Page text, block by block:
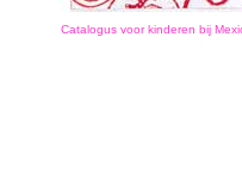
Catalogus voor kinderen bij